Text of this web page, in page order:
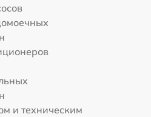
и техническим